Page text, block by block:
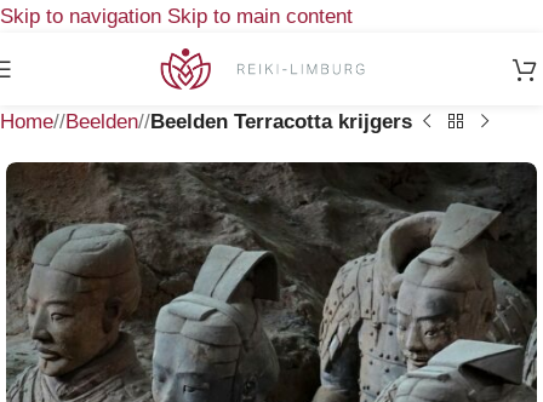
Skip to navigation Skip to main content
Home/ Beelden/ Beelden Terracotta krijgers